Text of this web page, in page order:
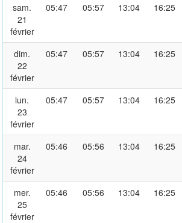
sam.
21
février
05:47 05:57 13:04 16:25
dim.
22
février
05:47 05:57 13:04 16:25
lun.
23
février
05:47 05:57 13:04 16:25
mar.
24
février
05:46 05:56 13:04 16:25
mer.
25
février
05:46 05:56 13:04 16:25